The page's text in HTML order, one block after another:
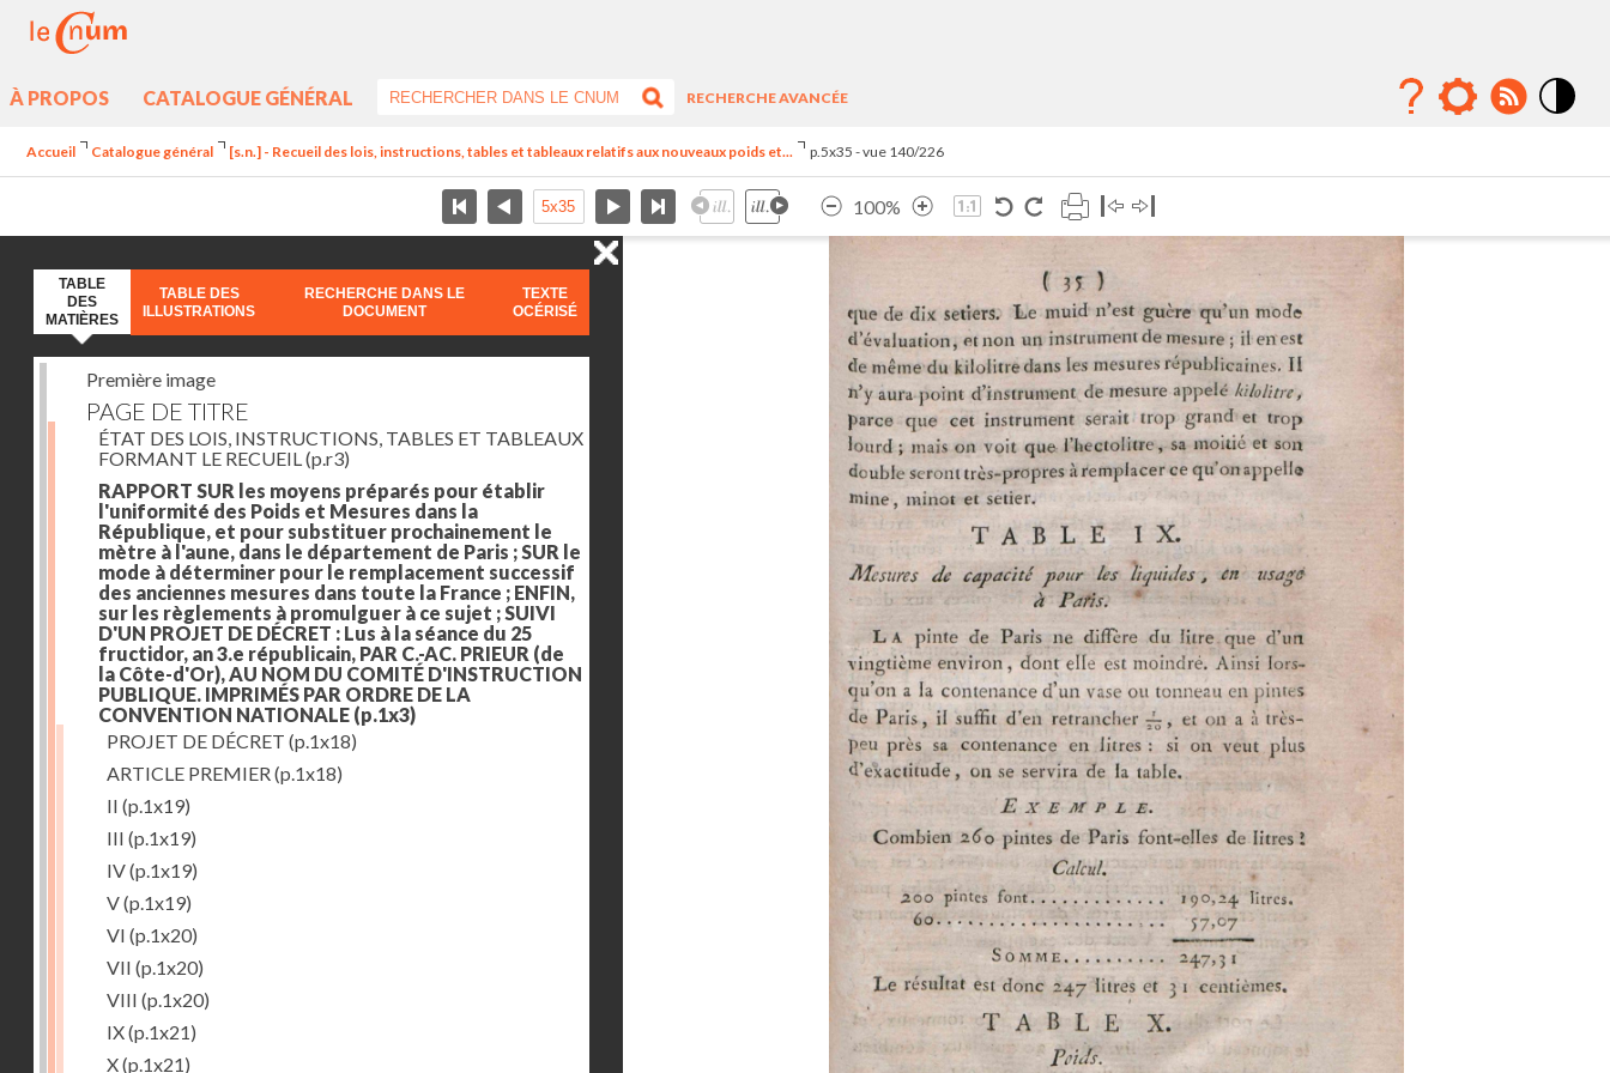
À PROPOS CATALOGUE GÉNÉRAL
RECHERCHE AVANCÉE
Accueil Catalogue général [s.n.] - Recueil des lois, instructions, tables et tableaux relatifs aux nouveaux poids et... p.5x35 - vue 140/226
100%
TABLE
DES
MATIÈRES
TABLE DES
ILLUSTRATIONS
RECHERCHE DANS LE
DOCUMENT
TEXTE
OCÉRISÉ
Première image
PAGE DE TITRE
ÉTAT DES LOIS, INSTRUCTIONS, TABLES ET TABLEAUX
FORMANT LE RECUEIL(p.r3)
RAPPORT SUR les moyens préparés pour établir
l'uniformité des Poids et Mesures dans la
République, et pour substituer prochainement le
mètre à l'aune, dans le département de Paris ; SUR le
mode à déterminer pour le remplacement successif
des anciennes mesures dans toute la France ; ENFIN,
sur les règlements à promulguer à ce sujet ; SUIVI
D'UN PROJET DE DÉCRET : Lus à la séance du 25
fructidor, an 3.e républicain, PAR C.-AC. PRIEUR (de
la Côte-d'Or), AU NOM DU COMITÉ D'INSTRUCTION
PUBLIQUE. IMPRIMÉS PAR ORDRE DE LA
CONVENTION NATIONALE (p.1x3)
PROJET DE DÉCRET (p.1x18)
ARTICLE PREMIER(p.1x18)
II (p.1x19)
III (p.1x19)
IV(p.1x19)
V(p.1x19)
VI (p.1x20)
VII (p.1x20)
VIII (p.1x20)
IX(p.1x21)
X(p.1x21)